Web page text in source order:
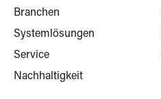
Branchen
Systemlösungen
Service
Nachhaltigkeit